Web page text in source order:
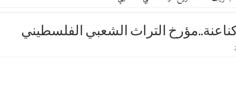
التراث الشعبي الفلسطيني